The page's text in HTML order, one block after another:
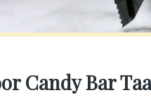
Candy Bar